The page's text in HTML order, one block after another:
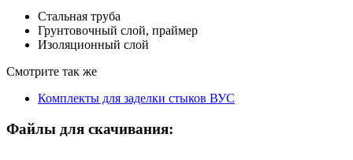
Стальная труба
Грунтовочный слой, праймер
Изоляционный слой
Смотрите так же
Комплекты для заделки стыков ВУС
Файлы для скачивания: